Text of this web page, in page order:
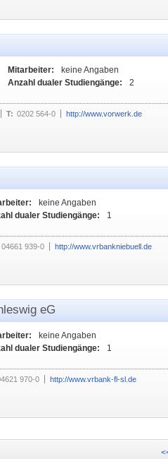
Mitarbeiter:
keine Angaben
Anzahl dualer Studiengänge:
2
T: 0202 564-0 http://www.vorwerk.de
keine Angaben
dualer Studiengänge:
1
04661 939-0 http://www.vrbankniebuell.de
eG
keine Angaben
dualer Studiengänge:
1
970-0 http://www.vrbank-fl-sl.de